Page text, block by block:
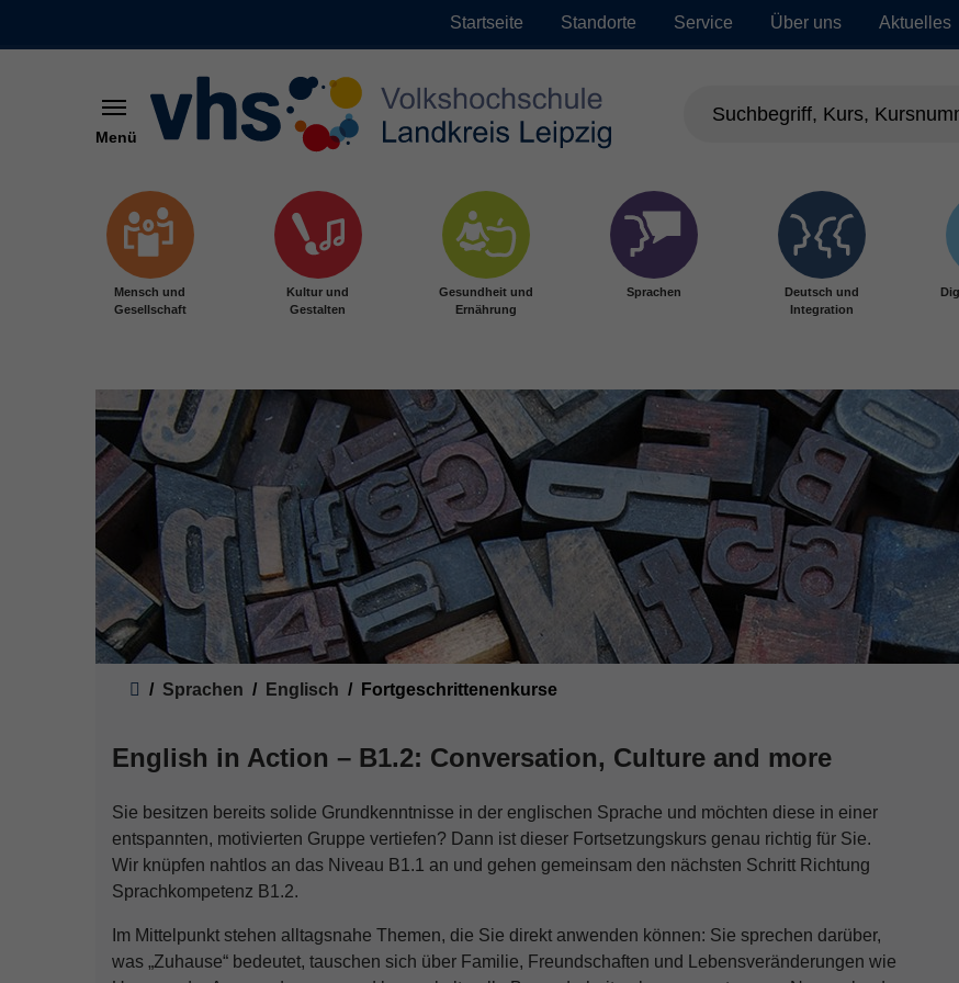
Startseite Standorte Service Über uns Aktuelles
Menü
Mensch und
Gesellschaft
Kultur und
Gestalten
Gesundheit und
Ernährung
Sprachen
Deutsch und
Integration
Sprachen Englisch Fortgeschrittenenkurse
English in Action – B1.2: Conversation, Culture and more
Sie besitzen bereits solide Grundkenntnisse in der englischen Sprache und möchten diese in einer
entspannten, motivierten Gruppe vertiefen? Dann ist dieser Fortsetzungskurs genau richtig für Sie.
Wir knüpfen nahtlos an das Niveau B1.1 an und gehen gemeinsam den nächsten Schritt Richtung
Sprachkompetenz B1.2.
Im Mittelpunkt stehen alltagsnahe Themen, die Sie direkt anwenden können: Sie sprechen darüber,
was „Zuhause“ bedeutet, tauschen sich über Familie, Freundschaften und Lebensveränderungen wie